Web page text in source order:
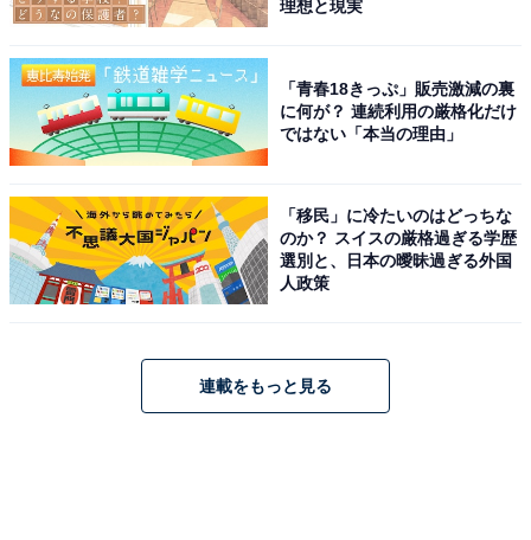
理想と現実
「青春18きっぷ」販売激減の裏
に何が？ 連続利用の厳格化だけ
ではない「本当の理由」
「移民」に冷たいのはどっちな
のか？ スイスの厳格過ぎる学歴
選別と、日本の曖昧過ぎる外国
人政策
連載をもっと見る